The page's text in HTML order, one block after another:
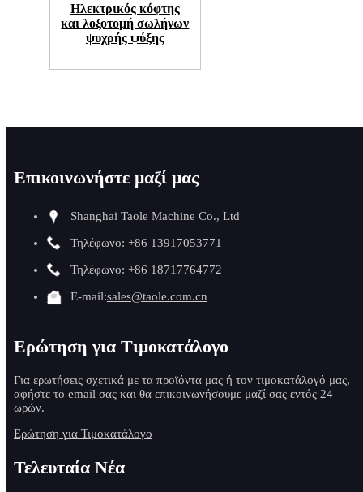
Ηλεκτρικός κόφτης
και λοξοτομή σωλήνων
ψυχρής ψύξης
Επικοινωνήστε μαζί μας
Shanghai Taole Machine Co., Ltd
Τηλέφωνο: +86 13917053771
Τηλέφωνο: +86 18717764772
E-mail:sales@taole.com.cn
Ερώτηση για Τιμοκατάλογο
Για ερωτήσεις σχετικά με τα προϊόντα μας ή τον τιμοκατάλογό μας,
αφήστε το email σας και θα επικοινωνήσουμε μαζί σας εντός 24
ωρών.
Ερώτηση για Τιμοκατάλογο
Τελευταία Νέα